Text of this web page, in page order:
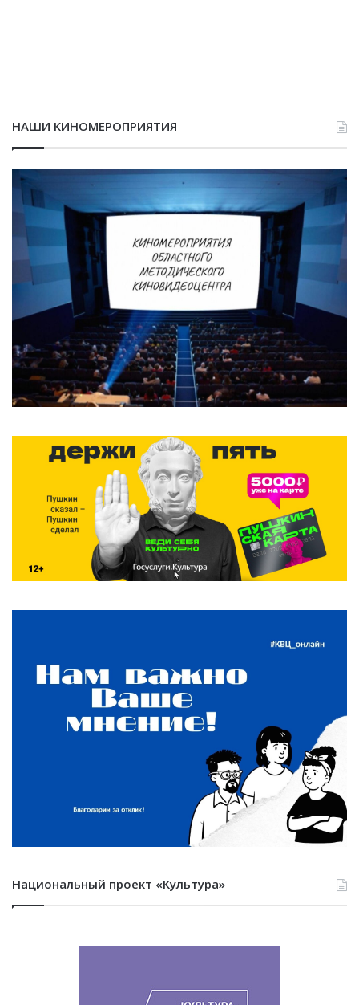
НАШИ КИНОМЕРОПРИЯТИЯ
Национальный проект «Культура»